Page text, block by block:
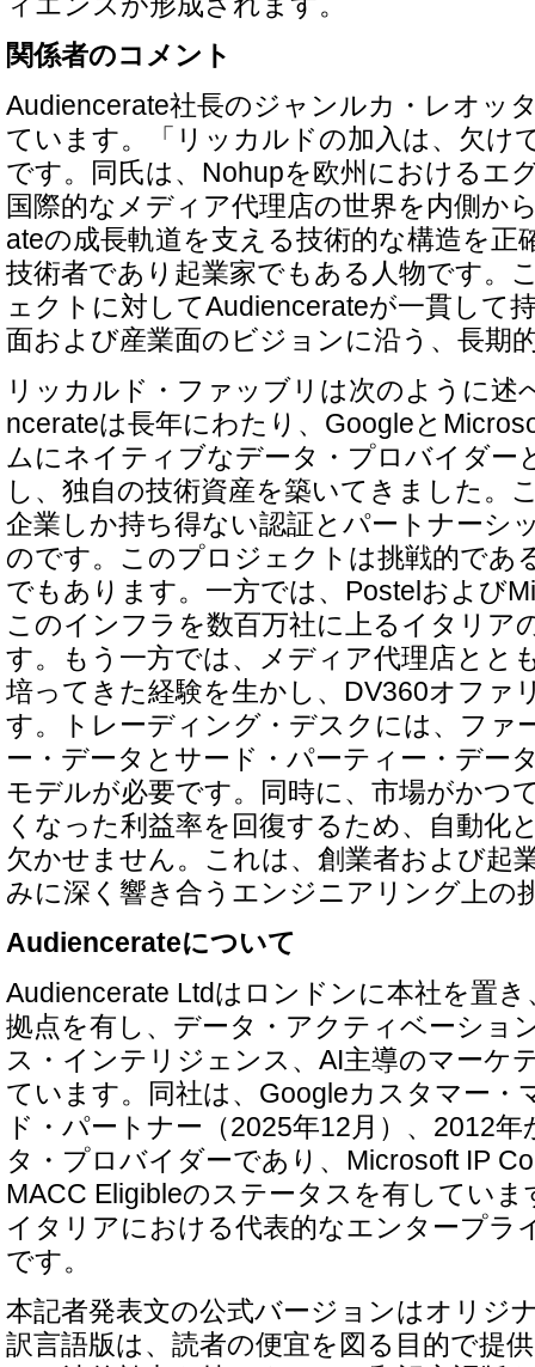
関係者のコメント
Audiencerate社長のジャンルカ・レオッ
ています。「リッカルドの加入は、欠け
です。同氏は、Nohupを欧州におけるエ
国際的なメディア代理店の世界を内側か
ateの成長軌道を支える技術的な構造を正
技術者であり起業家でもある人物です。
ェクトに対してAudiencerateが一貫して
面および産業面のビジョンに沿う、長期
リッカルド・ファッブリは次のように述
ncerateは長年にわたり、Googleと
ムにネイティブなデータ・プロバイダー
し、独自の技術資産を築いてきました。
企業しか持ち得ない認証とパートナーシ
のです。このプロジェクトは挑戦的であ
でもあります。一方では、Postelおよび
このインフラを数百万社に上るイタリア
す。もう一方では、メディア代理店とと
培ってきた経験を生かし、DV360オファ
す。トレーディング・デスクには、ファ
ー・データとサード・パーティー・デー
モデルが必要です。同時に、市場がかつ
くなった利益率を回復するため、自動化
欠かせません。これは、創業者および起
みに深く響き合うエンジニアリング上の
Audiencerateについて
Audiencerate Ltdはロンドンに本社を置
拠点を有し、データ・アクティベーショ
ス・インテリジェンス、AI主導のマーケ
ています。同社は、Googleカスタマー・
ド・パートナー（2025年12月）、2012
タ・プロバイダーであり、Microsoft IP
MACC Eligibleのステータスを有していま
イタリアにおける代表的なエンタープラ
です。
本記者発表文の公式バージョンはオリジ
訳言語版は、読者の便宜を図る目的で提